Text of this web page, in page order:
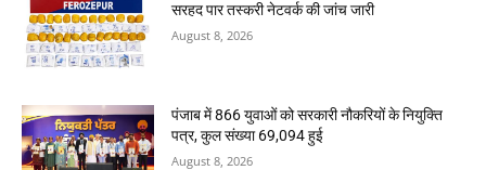
सरहद पार तस्करी नेटवर्क की जांच जारी
August 8, 2026
पंजाब में 866 युवाओं को सरकारी नौकरियों के नियुक्ति
पत्र, कुल संख्या 69,094 हुई
August 8, 2026